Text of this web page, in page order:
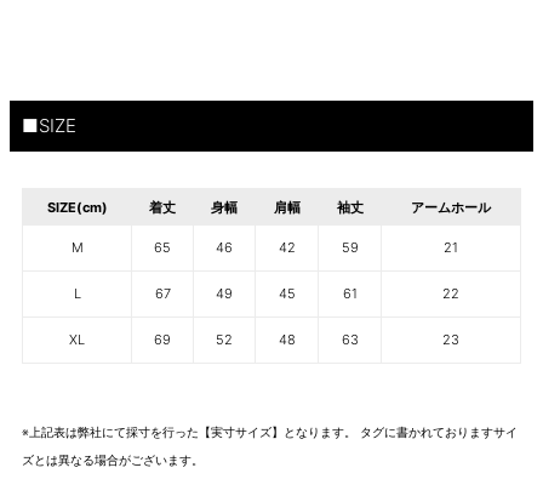
■SIZE
SIZE(cm) 着丈 身幅 肩幅 袖丈 アームホール
M 65 46 42 59 21
L 67 49 45 61 22
XL 69 52 48 63 23
※上記表は弊社にて採寸を行った【実寸サイズ】となります。 タグに書かれておりますサイ
ズとは異なる場合がございます。